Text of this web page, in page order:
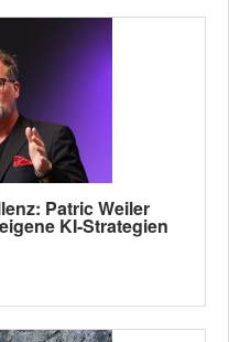
Patric Weiler
KI-Strategien